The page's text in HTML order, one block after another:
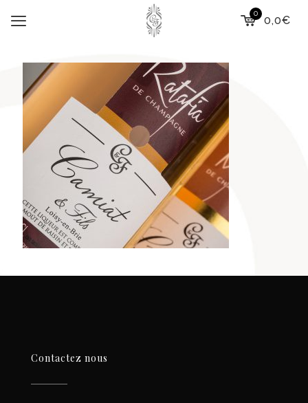
0
0,0€
Contactez nous